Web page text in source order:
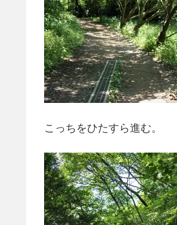
こっちをひたすら進む。